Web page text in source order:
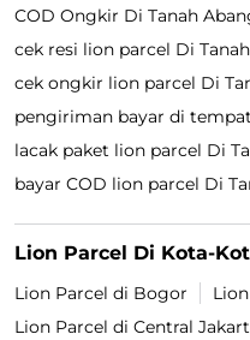
COD Ongkir Di Tanah
cek resi lion parcel Di
cek ongkir lion parcel Di
pengiriman bayar di
lacak paket lion parcel Di
bayar COD lion parcel Di
Lion Parcel Di Kota-
Lion Parcel di Bogor
Lion Parcel di Central